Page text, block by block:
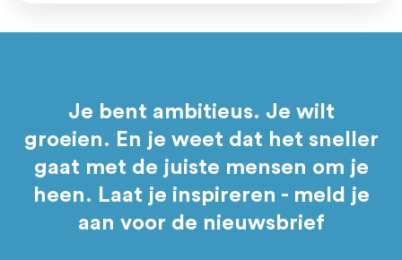
Je bent ambitieus. Je wilt
groeien. En je weet dat het sneller
gaat met de juiste mensen om je
heen. Laat je inspireren - meld je
aan voor de nieuwsbrief